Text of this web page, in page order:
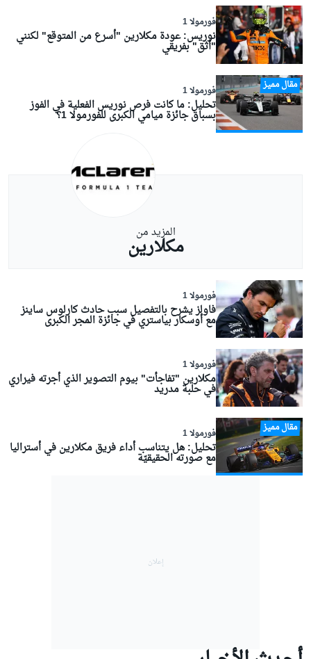
فورمولا 1
نوريس: عودة مكلارين "أسرع من المتوقع" لكنني
"أثق" بفريقي
مقال مميز فورمولا 1
تحليل: ما كانت فرص نوريس الفعلية في الفوز
بسباق جائزة ميامي الكبرى للفورمولا 1؟
المزيد من
مكلارين
فورمولا 1
فاولز يشرح بالتفصيل سبب حادث كارلوس ساينز
مع أوسكار بياستري في جائزة المجر الكبرى
فورمولا 1
مكلارين "تفاجأت" بيوم التصوير الذي أجرته فيراري
في حلبة مدريد
مقال مميز فورمولا 1
تحليل: هل يتناسب أداء فريق مكلارين في أستراليا
مع صورته الحقيقيّة